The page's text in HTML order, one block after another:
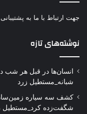
جهت ارتباط با ما به پشتیبانی واتساپ به
نوشته‌های تازه
انسان‌ها در قبل هر شب دو
شبانه_مستطیل زرد
کشف سه سیاره زمین‌سان
شگفت‌زده کرد_مستطیل